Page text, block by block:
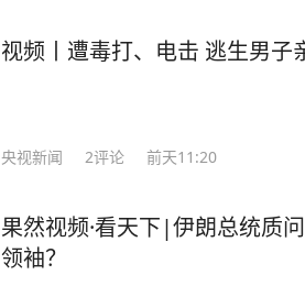
语顿、想撤离之时，交警将其拦下
果为118.2毫克/100毫升，属于醉
心存侥幸，自认为酒气已消，便
站充电。 最终，舒某因醉酒驾驶
视频丨遭毒打、电击 逃生男子
央视新闻 2评论 前天11:20
果然视频·看天下|伊朗总统质
领袖？